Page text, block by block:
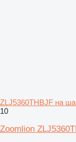
ZLJ5360THBJF на
10
Zoomlion